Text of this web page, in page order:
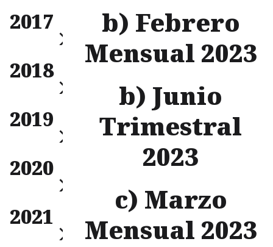
Trimestral
Anual
2017
Trimestral
Anual
2018
Trimestral
Anual
2019
Trimestral
Anual
2020
Trimestral
Anual
2021
b) Febrero
Mensual 2023
b) Junio
Trimestral
2023
c) Marzo
Mensual 2023